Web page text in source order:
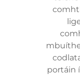
portáin